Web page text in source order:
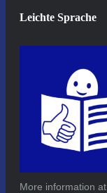
Leichte Sprache
More information at